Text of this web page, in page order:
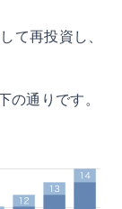
て再投資し、
通りです。